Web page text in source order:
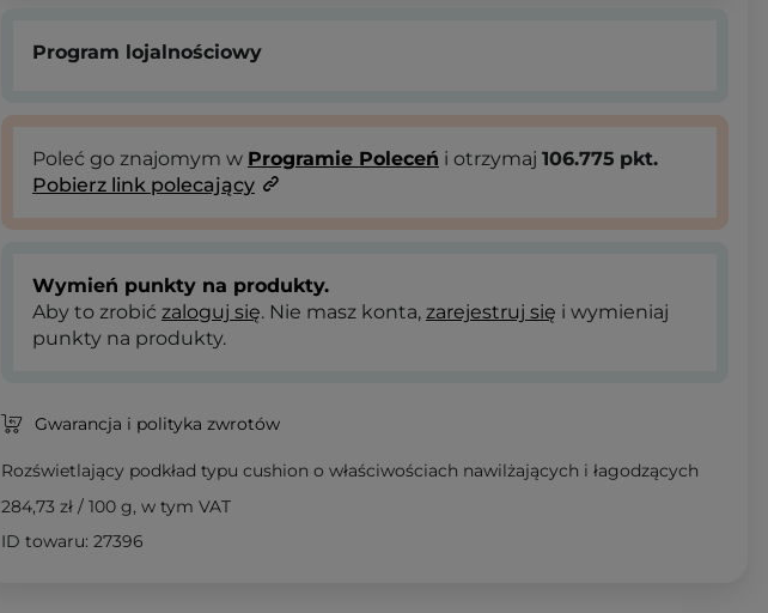
Program lojalnościowy
Poleć go znajomym w Programie Poleceń i otrzymaj 106.775 pkt.
Pobierz link polecający
Wymień punkty na produkty.
Aby to zrobić zaloguj się. Nie masz konta, zarejestruj się i wymieniaj
punkty na produkty.
Gwarancja i polityka zwrotów
Rozświetlający podkład typu cushion o właściwościach nawilżających i łagodzących
284,73 zł / 100 g, w tym VAT
ID towaru: 27396